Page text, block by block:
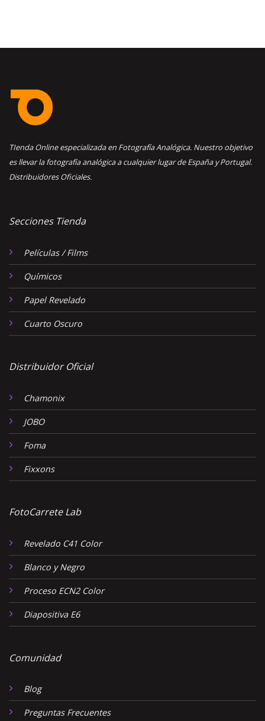
TIenda Online especializada en Fotografía Analógica. Nuestro objetivo
es llevar la fotografía analógica a cualquier lugar de España y Portugal.
Distribuidores Oficiales.
Secciones Tienda
Películas / Films
Químicos
Papel Revelado
Cuarto Oscuro
Distribuidor Oficial
Chamonix
JOBO
Foma
Fixxons
FotoCarrete Lab
Revelado C41 Color
Blanco y Negro
Proceso ECN2 Color
Diapositiva E6
Comunidad
Blog
Preguntas Frecuentes